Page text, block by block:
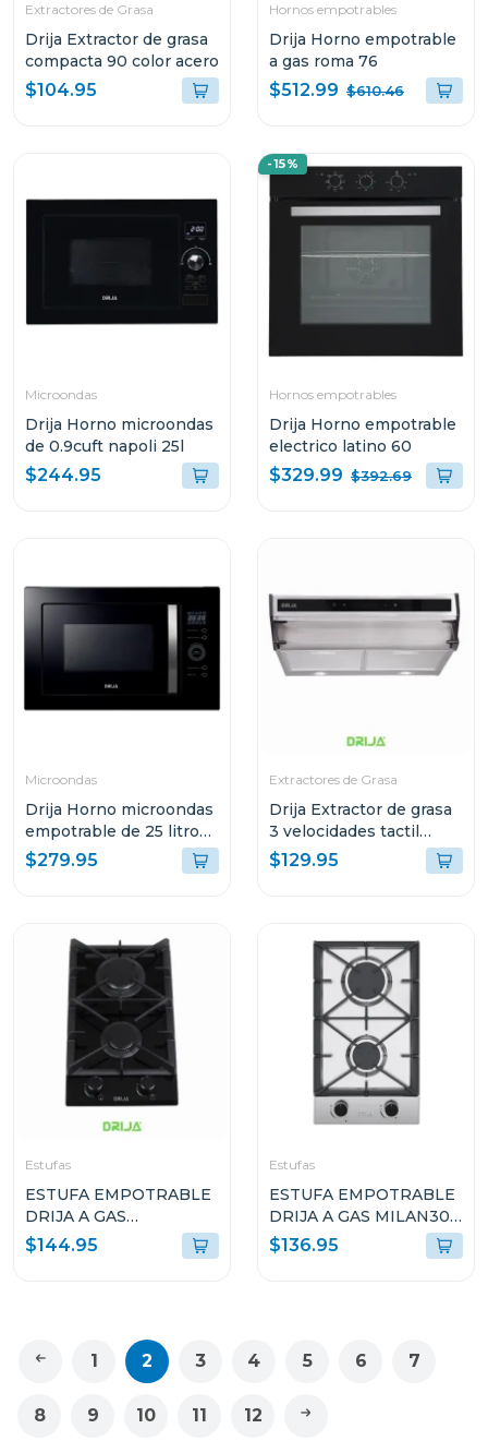
Extractores de Grasa
Drija Extractor de grasa
compacta 90 color acero
$104.95
Hornos empotrables
Drija Horno empotrable
a gas roma 76
$512.99 $610.46
Microondas
Drija Horno microondas
de 0.9cuft napoli 25l
$244.95
-15%
Hornos empotrables
Drija Horno empotrable
electrico latino 60
$329.99 $392.69
Microondas
Drija Horno microondas
empotrable de 25 litros
florencia
$279.95
Extractores de Grasa
Drija Extractor de grasa
3 velocidades tactil
60cm slim touch
$129.95
Estufas
ESTUFA EMPOTRABLE
DRIJA A GAS
TOSCANA30 DE 29.4CM
CON 2 QUEMADORES
$144.95
Estufas
ESTUFA EMPOTRABLE
DRIJA A GAS MILAN30
CON 2 QUEMADORES
$136.95
1 2 3 4 5 6 7
8 9 10 11 12